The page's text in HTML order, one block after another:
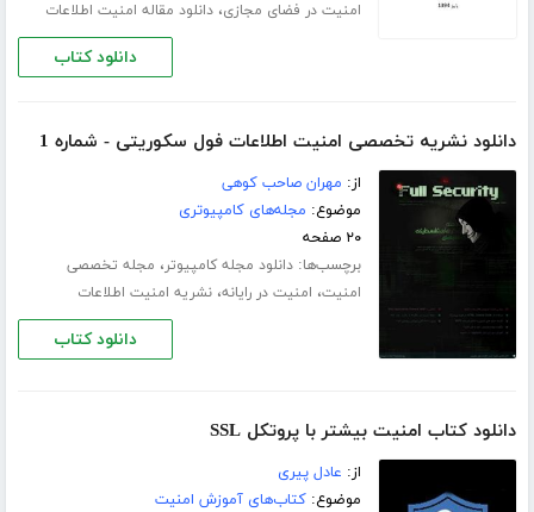
امنیت در فضای مجازی،دانلود مقاله امنیت اطلاعات
دانلود کتاب
دانلود نشریه تخصصی امنیت اطلاعات فول سکوریتی - شماره 1
از: مهران صاحب کوهی
موضوع: مجله‌های کامپیوتری
۲۰ صفحه
برچسب‌ها:دانلود مجله کامپیوتر، مجله تخصصی
امنیت، امنیت در رایانه،نشریه امنیت اطلاعات
دانلود کتاب
دانلود کتاب امنیت بیشتر با پروتکل SSL
از: عادل پیری
موضوع:کتاب‌های آموزش امنیت